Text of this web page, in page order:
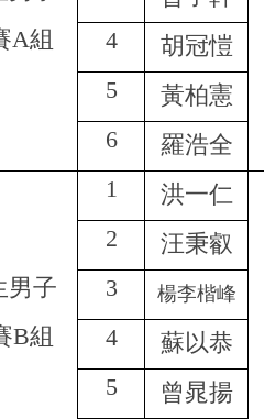
A組
4
胡冠愷
5
黃柏憲
6
羅浩全
男子
B組
1 洪一仁
2
汪秉叡
3
楊李楷峰
4
蘇以恭
5
曾晁揚